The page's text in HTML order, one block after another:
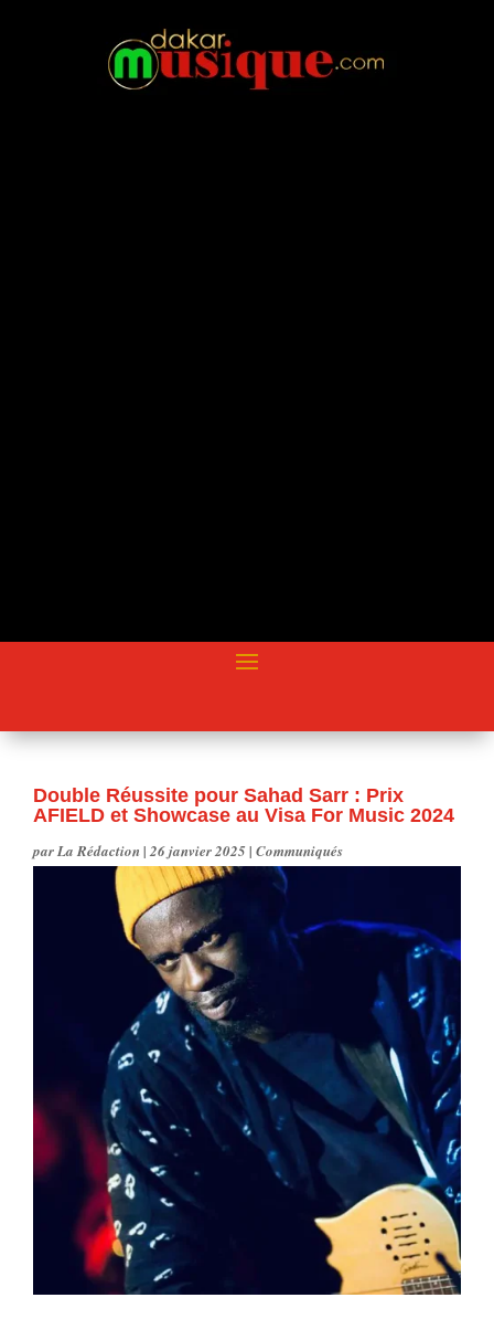
Double Réussite pour Sahad Sarr : Prix
AFIELD et Showcase au Visa For Music 2024
parLa Rédaction|26 janvier 2025| Communiqués